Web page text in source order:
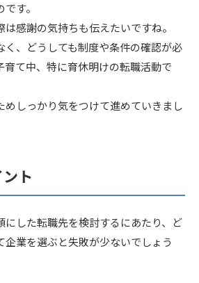
す。
感謝の気持ちも伝えたいですね。
く、どうしても制度や条件の確認が必
育て中、特に育休明けの転職活動で
めしっかり気をつけて進めていきまし
ト
にした転職先を検討するにあたり、ど
企業を選ぶと失敗が少ないでしょう